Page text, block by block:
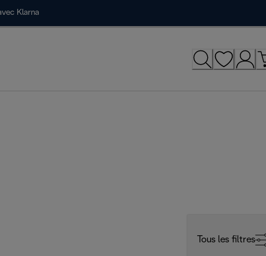
Klarna
Tous les filtres